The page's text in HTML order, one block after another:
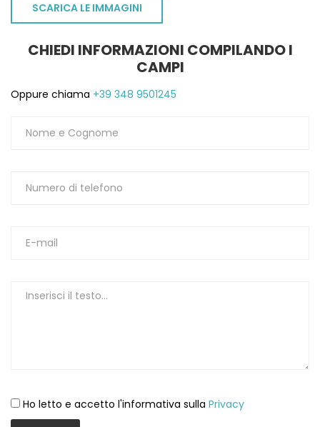
SCARICA LE IMMAGINI
CHIEDI INFORMAZIONI COMPILANDO I
CAMPI
Oppure chiama +39 348 9501245
Ho letto e accetto l'informativa sulla Privacy